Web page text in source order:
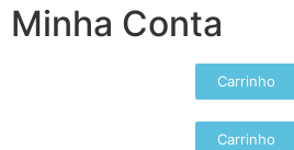
Minha Conta
Carrinho
Carrinho